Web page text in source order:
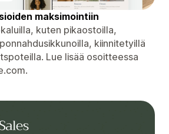
maksimointiin
kuten pikaostoilla,
kiinnitetyillä
Lue lisää osoitteessa